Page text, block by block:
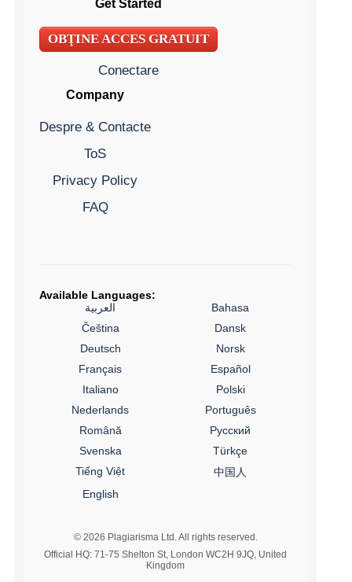
Get Started
OBŢINE ACCES GRATUIT
Conectare
Company
Despre & Contacte
ToS
Privacy Policy
FAQ
Available Languages:
العربية
Bahasa
Čeština
Dansk
Deutsch
Norsk
Français
Español
Italiano
Polski
Nederlands
Português
Română
Русский
Svenska
Türkçe
Tiếng Việt
中国人
English
© 2026 Plagiarisma Ltd. All rights reserved.
Official HQ: 71-75 Shelton St, London WC2H 9JQ, United
Kingdom